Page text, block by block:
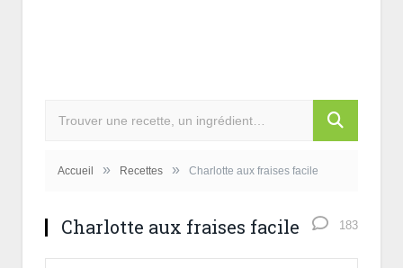
Accueil » Recettes » Charlotte aux fraises facile
Charlotte aux fraises facile 183